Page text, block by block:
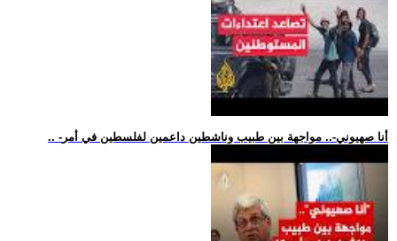
.. -أنا صهيوني-.. مواجهة بين طبيب وناشطين داعمين لفلسطين في أمر